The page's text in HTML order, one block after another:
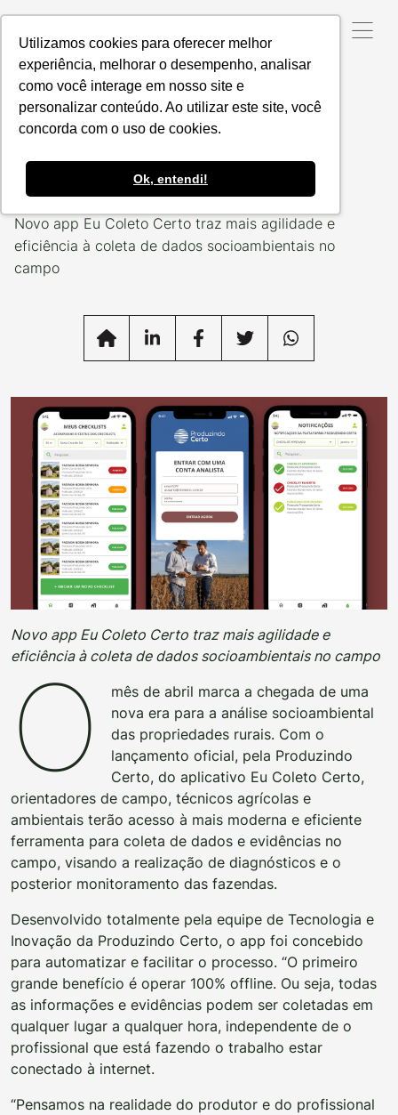
Utilizamos cookies para oferecer melhor
experiência, melhorar o desempenho, analisar
como você interage em nosso site e
personalizar conteúdo. Ao utilizar este site, você
concorda com o uso de cookies.
Ok, entendi!
Data da Postagem:27/03/2023Categoria:
PROJETOS,TECH
Um aplicativo bom de
Novo app Eu Coleto Certo traz mais agilidade e
eficiência à coleta de dados socioambientais no
campo
Novo app Eu Coleto Certo traz mais agilidade e
eficiência à coleta de dados socioambientais no campo
O
mês de abril marca a chegada de uma
nova era para a análise socioambiental
das propriedades rurais. Com o
lançamento oficial, pela Produzindo
Certo, do aplicativo Eu Coleto Certo,
orientadores de campo, técnicos agrícolas e
ambientais terão acesso à mais moderna e eficiente
ferramenta para coleta de dados e evidências no
campo, visando a realização de diagnósticos e o
posterior monitoramento das fazendas.
Desenvolvido totalmente pela equipe de Tecnologia e
Inovação da Produzindo Certo, o app foi concebido
para automatizar e facilitar o processo. “O primeiro
grande benefício é operar 100% offline. Ou seja, todas
as informações e evidências podem ser coletadas em
qualquer lugar a qualquer hora, independente de o
profissional que está fazendo o trabalho estar
conectado à internet.
“Pensamos na realidade do produtor e do profissional